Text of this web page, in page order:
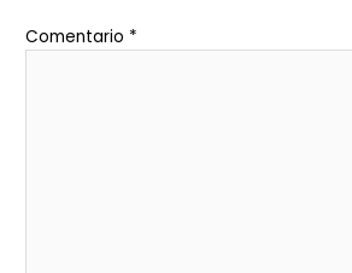
Comentario *